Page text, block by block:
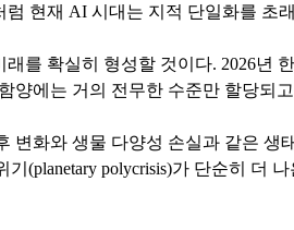
현재 AI 시대는 지적 단일화를
를 확실히 형성할 것이다. 2026년
양에는 거의 전무한 수준만 할당되
변화와 생물 다양성 손실과 같은
(planetary polycrisis)가 단순히 더